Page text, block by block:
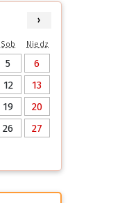
›
Sob Niedz
5
6
12
13
19
20
26
27